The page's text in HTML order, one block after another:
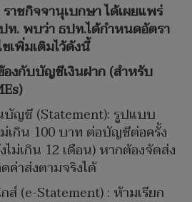
ราชกิจจานุเบกษา ได้เผยแพร่
ท. พบว่า ธปท.ได้กำหนดอัตรา
เพิ่มเติมไว้ดังนี้
องกับบัญชีเงินฝาก (สำหรับ
บัญชี (Statement): รูปแบบ
ม่เกิน 100 บาท ต่อบัญชีต่อครั้ง
ม่เกิน 12 เดือน) หากต้องจัดส่ง
ค่าส่งตามจริงได้
(e-Statement) : ห้ามเรียก